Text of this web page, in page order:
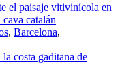
el paisaje vitivinícola en
catalán
, Barcelona,